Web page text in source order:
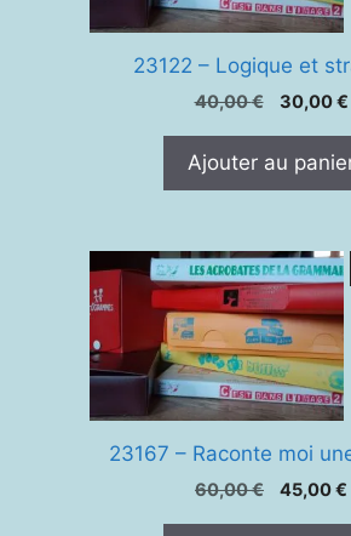
23122 – Logique et
40,00€
Le
était :
30,00€
Ajouter au
23167 – Raconte moi
60,00€
Le
45,00€